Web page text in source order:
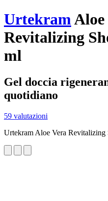
UrtekramAloe
Revitalizing
ml
Gel doccia
quotidiano
59 valutazioni
Urtekram Aloe Vera Revitalizing